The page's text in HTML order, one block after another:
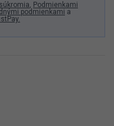
, Podmienkami
podmienkami a